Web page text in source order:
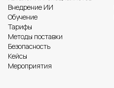
Внедрение ИИ
Обучение
Тарифы
Методы поставки
Безопасность
Кейсы
Мероприятия